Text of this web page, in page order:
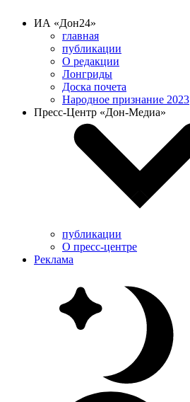
ИА «Дон24»
главная
публикации
О редакции
Лонгриды
Доска почета
Народное признание 2023
Пресс-Центр «Дон-Медиа»
публикации
О пресс-центре
Реклама